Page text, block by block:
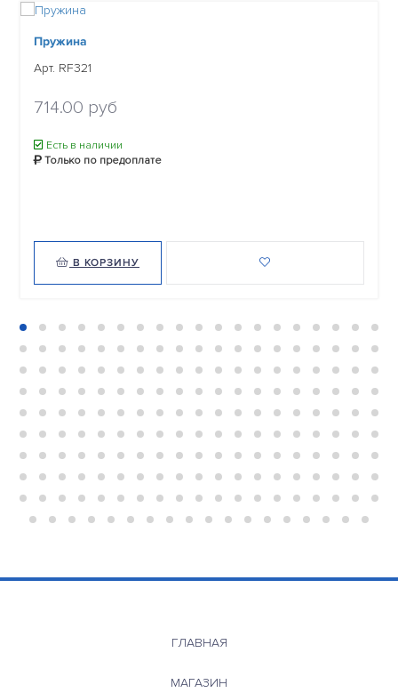
Пружина
Арт. RF321
714.00 руб
Есть в наличии
Только по предоплате
В КОРЗИНУ
ГЛАВНАЯ
МАГАЗИН